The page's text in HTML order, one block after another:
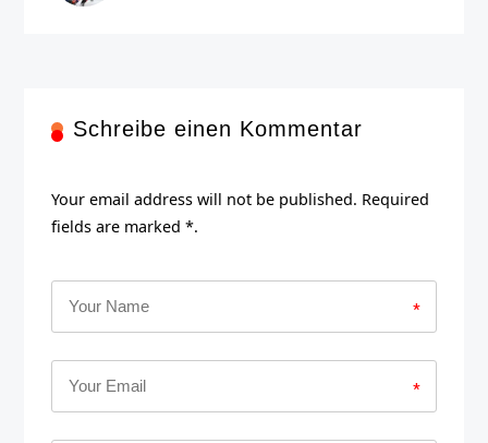
Schreibe einen Kommentar
Your email address will not be published. Required
fields are marked *.
*
*